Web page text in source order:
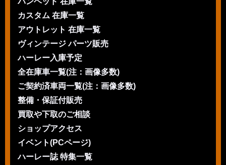
カスタム 在庫一覧
アウトレット 在庫一覧
ヴィンテージ パーツ販売
ハーレー入庫予定
全在庫車一覧(注：画像多数)
ご契約済車両一覧(注：画像多数)
整備・保証付販売
買取や下取のご相談
ショップアクセス
イベント(PCページ)
ハーレー誌 特集一覧